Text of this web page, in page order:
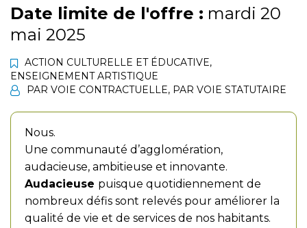
Date limite de l'offre : mardi 20
mai 2025
ACTION CULTURELLE ET ÉDUCATIVE,
ENSEIGNEMENT ARTISTIQUE
PAR VOIE CONTRACTUELLE, PAR VOIE STATUTAIRE
Nous.
Une communauté d’agglomération,
audacieuse, ambitieuse et innovante.
Audacieuse puisque quotidiennement de
nombreux défis sont relevés pour améliorer la
qualité de vie et de services de nos habitants.